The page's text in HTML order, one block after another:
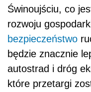
Świnoujściu, co
rozwoju
bezpieczeństwo
będzie znacznie
autostrad i dróg
które przetargi